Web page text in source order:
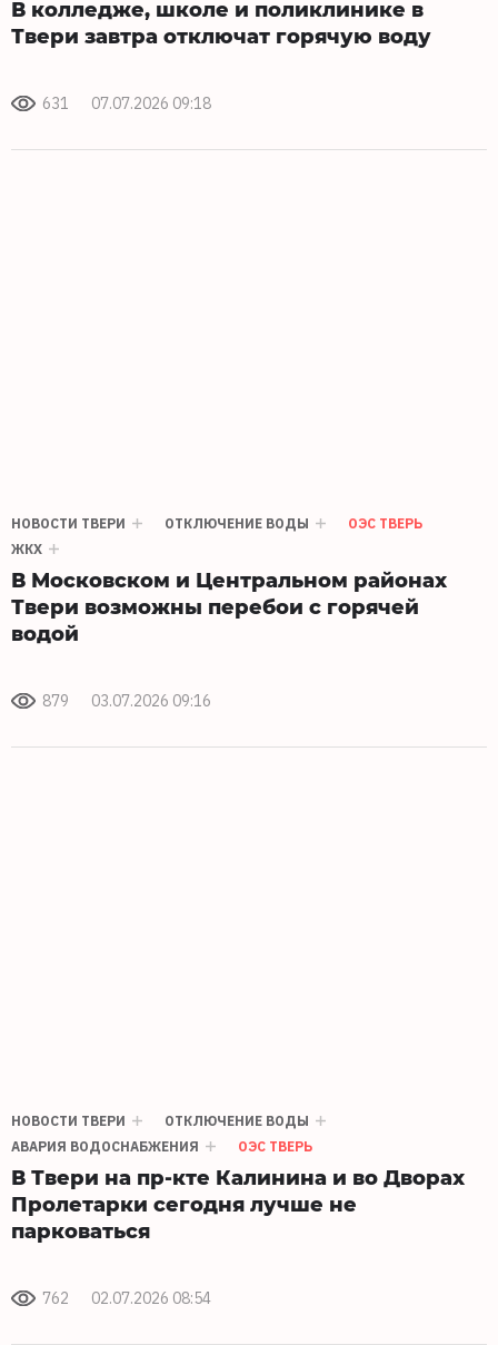
В колледже, школе и поликлинике в
Твери завтра отключат горячую воду
631 07.07.2026 09:18
НОВОСТИ ТВЕРИ ОТКЛЮЧЕНИЕ ВОДЫ
ОЭС ТВЕРЬ
ЖКХ
В Московском и Центральном районах
Твери возможны перебои с горячей
водой
879 03.07.2026 09:16
НОВОСТИ ТВЕРИ
ОТКЛЮЧЕНИЕ ВОДЫ
АВАРИЯ ВОДОСНАБЖЕНИЯ
ОЭС ТВЕРЬ
В Твери на пр-кте Калинина и во Дворах
Пролетарки сегодня лучше не
парковаться
762 02.07.2026 08:54